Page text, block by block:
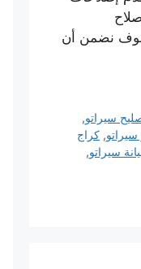
سوف نضمن أن
سيراتو,
, كراج
سيراتو,